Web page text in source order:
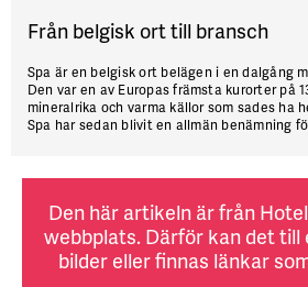
Från belgisk ort till bransch
Spa är en belgisk ort belägen i en dalgång
Den var en av Europas främsta kurorter på
mineralrika och varma källor som sades ha
Spa har sedan blivit en allmän benämning
Den här artikeln är från
webbplats. Därför kan det till
bilder eller finnas länkar